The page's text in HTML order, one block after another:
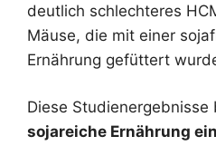
deutlich schlechteres
Mäuse, die mit einer
Ernährung gefüttert
Diese Studienergebnisse
sojareiche Ernährung